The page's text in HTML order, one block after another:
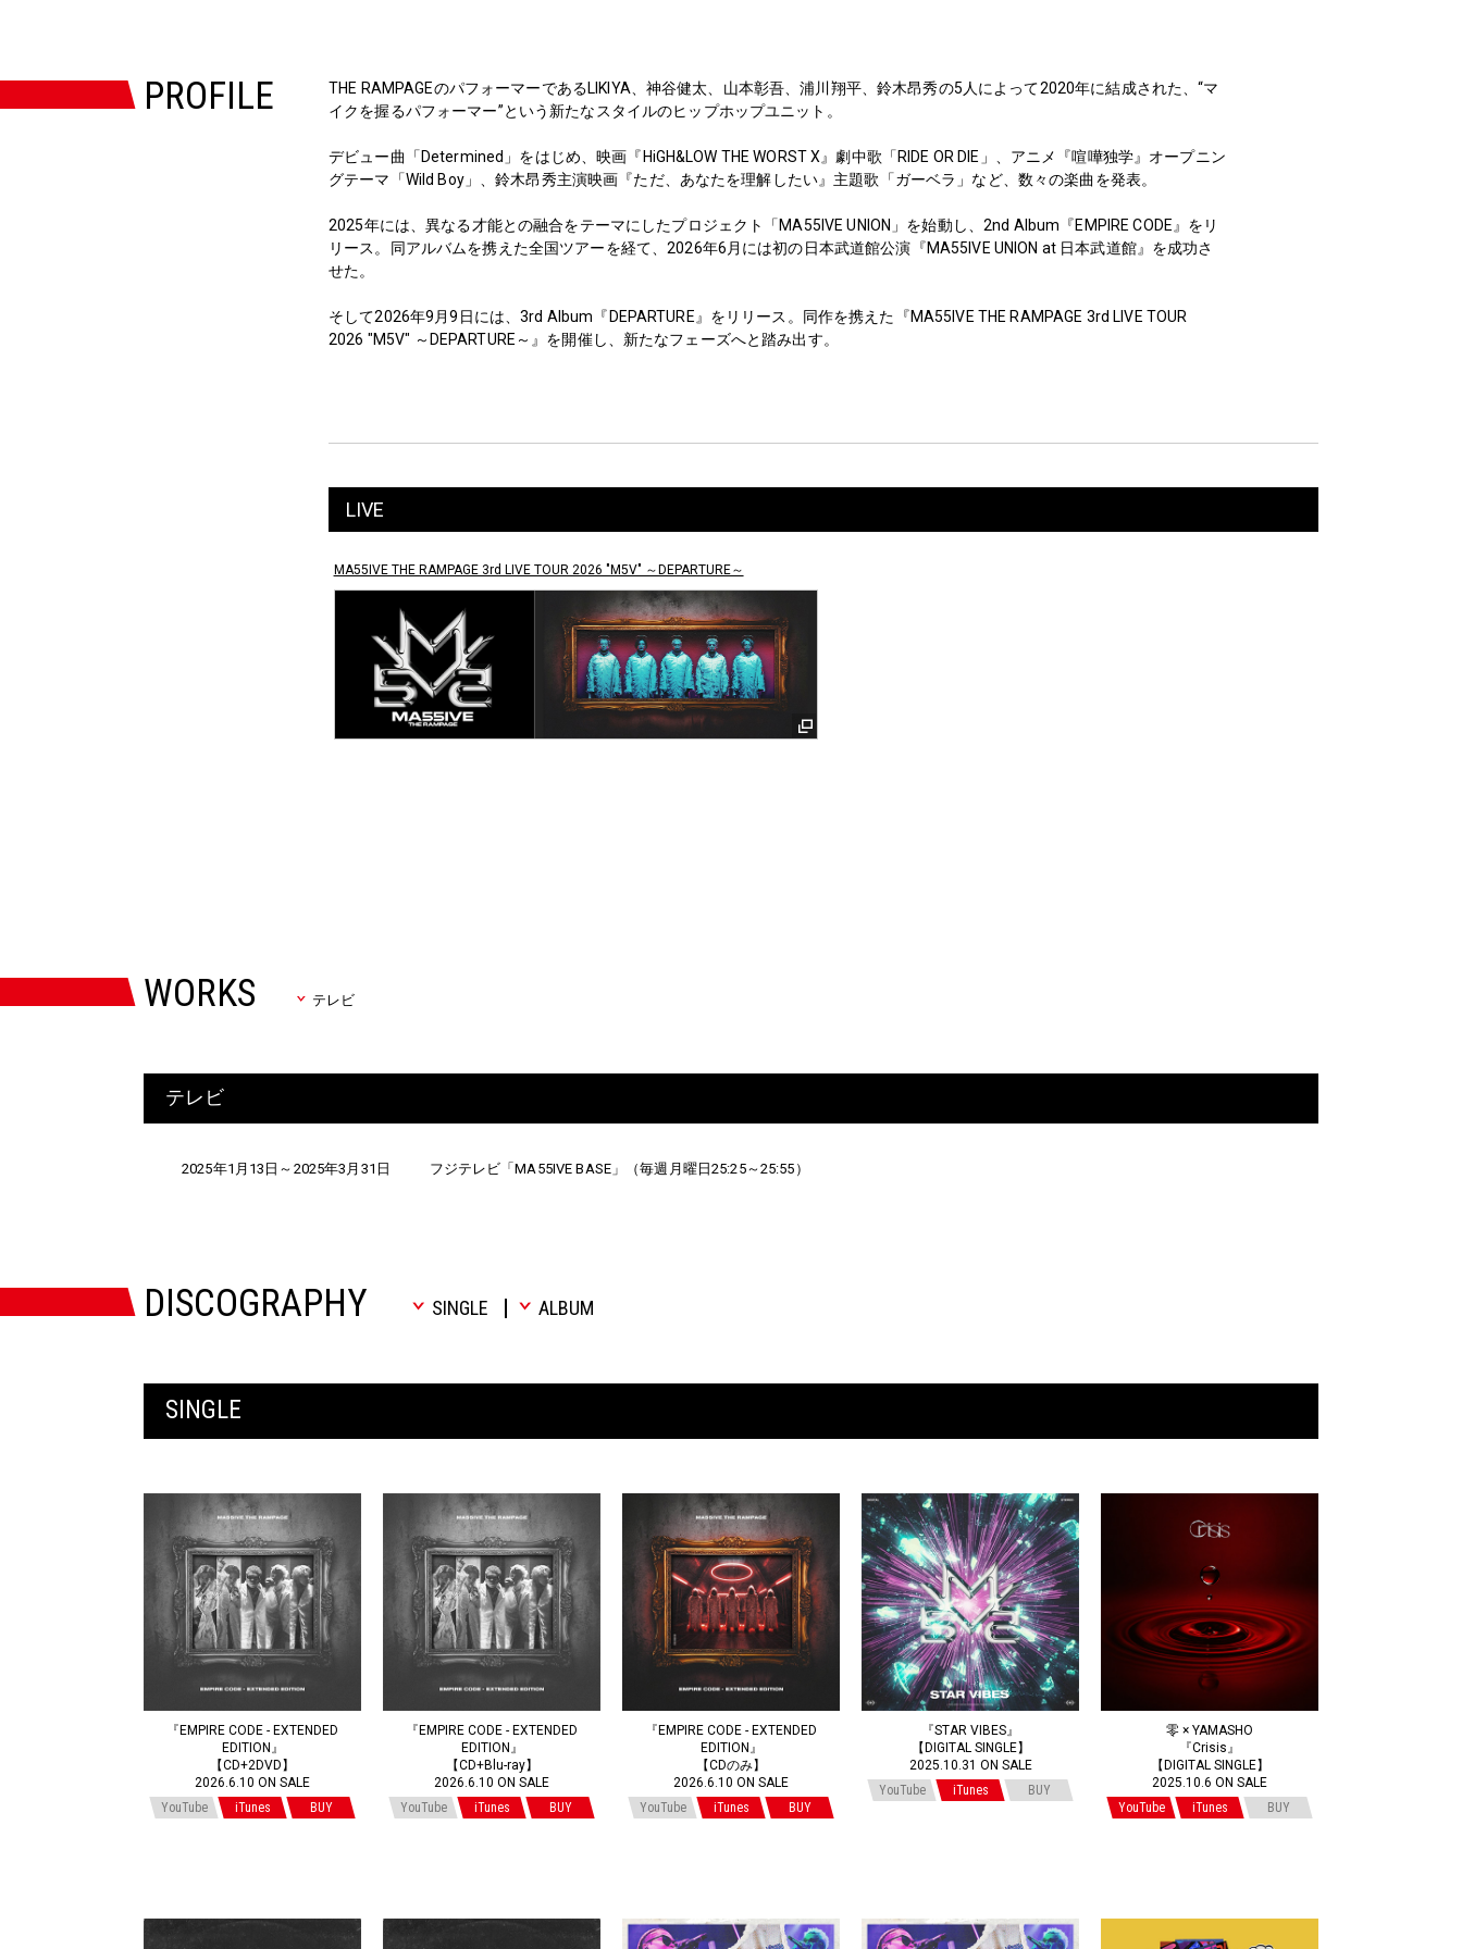
PROFILE
THE RAMPAGEのパフォーマーであるLIKIYA、神谷健太、山本彰吾、浦川翔平、鈴木昂秀の5人によって2020年に結成された、“マ
イクを握るパフォーマー”という新たなスタイルのヒップホップユニット。
デビュー曲「Determined」をはじめ、映画『HiGH&LOW THE WORST X』劇中歌「RIDE OR DIE」、アニメ『喧嘩独学』オープニン
グテーマ「Wild Boy」、鈴木昂秀主演映画『ただ、あなたを理解したい』主題歌「ガーベラ」など、数々の楽曲を発表。
2025年には、異なる才能との融合をテーマにしたプロジェクト「MA55IVE UNION」を始動し、2nd Album『EMPIRE CODE』をリ
リース。同アルバムを携えた全国ツアーを経て、2026年6月には初の日本武道館公演『MA55IVE UNION at 日本武道館』を成功さ
せた。
そして2026年9月9日には、3rd Album『DEPARTURE』をリリース。同作を携えた『MA55IVE THE RAMPAGE 3rd LIVE TOUR
2026 "M5V" ～DEPARTURE～』を開催し、新たなフェーズへと踏み出す。
LIVE
MA55IVE THE RAMPAGE 3rd LIVE TOUR 2026 "M5V" ～DEPARTURE～
WORKS テレビ
テレビ
2025年1月13日～ 2025年3月31日 フジテレビ「MA55IVE BASE」（毎週月曜日25:25～25:55）
DISCOGRAPHY SINGLE ALBUM
SINGLE
『EMPIRE CODE - EXTENDED
EDITION』
【CD+2DVD】
2026.6.10 ON SALE
YouTube
iTunes BUY
『EMPIRE CODE - EXTENDED
EDITION』
【CD+Blu-ray】
2026.6.10 ON SALE
YouTube
iTunes BUY
『EMPIRE CODE - EXTENDED
EDITION』
【CDのみ】
2026.6.10 ON SALE
YouTube
iTunes BUY
『STAR VIBES』
【DIGITAL SINGLE】
2025.10.31 ON SALE
YouTube
iTunes BUY
零 × YAMASHO
『Crisis』
【DIGITAL SINGLE】
2025.10.6 ON SALE
YouTube
iTunes BUY